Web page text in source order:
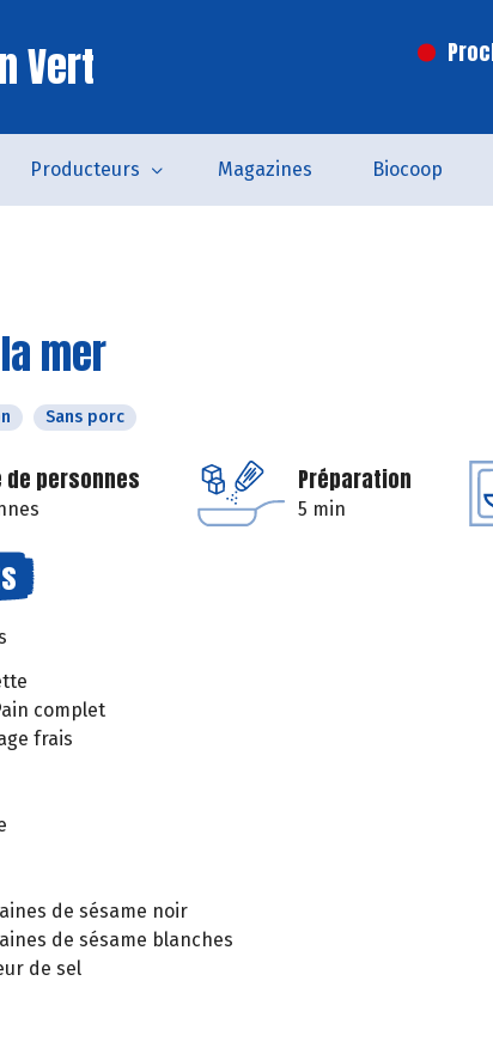
Vert
Producteurs Magazines Biocoop
mer
Sans porc
de personnes Préparation
5 min
complet
frais
de sésame noir
de sésame blanches
de sel